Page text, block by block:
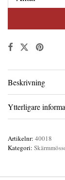
Beskrivning
Ytterligare
Artikelnr: 40018
Kategori: